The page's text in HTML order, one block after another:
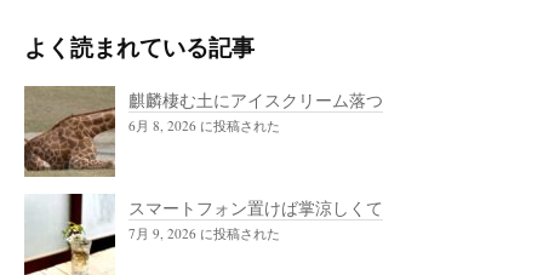
よく読まれている記事
麒麟棲む土にアイスクリーム落つ
6月 8, 2026 に投稿された
スマートフォン置けば掌涼しくて
7月 9, 2026 に投稿された